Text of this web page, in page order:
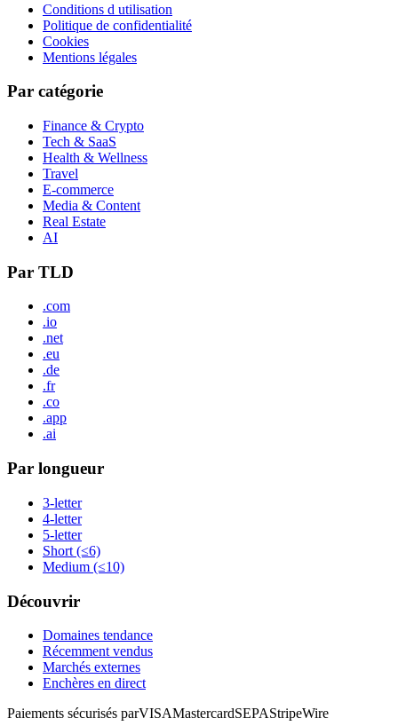
Conditions d utilisation
Politique de confidentialité
Cookies
Mentions légales
Par catégorie
Finance & Crypto
Tech & SaaS
Health & Wellness
Travel
E-commerce
Media & Content
Real Estate
AI
Par TLD
.com
.io
.net
.eu
.de
.fr
.co
.app
.ai
Par longueur
3-letter
4-letter
5-letter
Short (≤6)
Medium (≤10)
Découvrir
Domaines tendance
Récemment vendus
Marchés externes
Enchères en direct
Paiements sécurisés parVISAMastercardSEPAStripeWire